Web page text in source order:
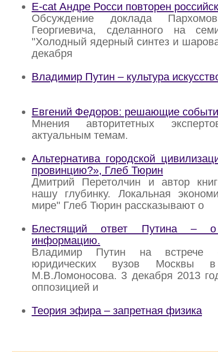
E-cat Андре Росси повторен
Обсуждение доклада
Георгиевича, сделанного на
"Холодный ядерный синтез и
декабря
Владимир Путин – культура
Евгений Федоров: решающие
Мнения авторитетных
актуальным темам.
Альтернатива городской
провинцию?», Глеб Тюрин
Дмитрий Перетолчин и автор
нашу глубинку. Локальная
мире" Глеб Тюрин рассказывают о
Блестящий ответ Путина –
информацию.
Владимир Путин на встрече
юридических вузов
М.В.Ломоносова. 3 декабря 2013
оппозицией и
Теория эфира – запретная физика